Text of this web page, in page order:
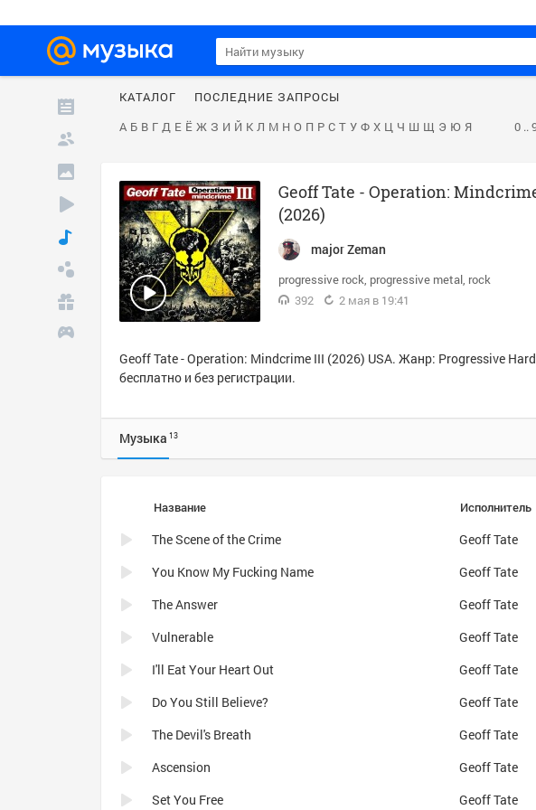
КАТАЛОГ
ПОСЛЕДНИЕ ЗАПРОСЫ
А Б В Г Д Е Ё Ж З И Й К Л М Н О П Р С Т У Ф Х Ц Ч Ш Щ Э Ю Я 0 ..
Geoff Tate - Operation:
(2026)
major Zeman
progressive rock progressive metal rock
392
2 мая в 19:41
Geoff Tate - Operation: Mindcrime III (2026) USA. Жанр: Progressive
бесплатно и без регистрации.
Музыка 13
Название Исполнитель
The Scene of the Crime Geoff Tate
You Know My Fucking Name
Geoff Tate
The Answer
Geoff Tate
Vulnerable
Geoff Tate
I'll Eat Your Heart Out
Geoff Tate
Do You Still Believe?
Geoff Tate
The Devil's Breath
Geoff Tate
Ascension
Geoff Tate
Set You Free
Geoff Tate